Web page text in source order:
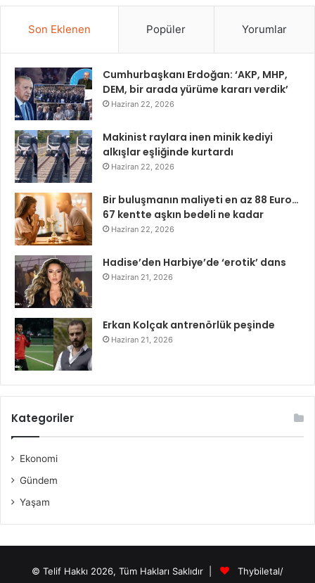
Son Eklenen Popüler Yorumlar
Cumhurbaşkanı Erdoğan: ‘AKP, MHP,
DEM, bir arada yürüme kararı verdik’
Haziran 22, 2026
Makinist raylara inen minik kediyi
alkışlar eşliğinde kurtardı
Haziran 22, 2026
Bir buluşmanın maliyeti en az 88 Euro…
67 kentte aşkın bedeli ne kadar
Haziran 22, 2026
Hadise’den Harbiye’de ‘erotik’ dans
Haziran 21, 2026
Erkan Kolçak antrenörlük peşinde
Haziran 21, 2026
Kategoriler
Ekonomi
Gündem
Yaşam
© Telif Hakkı 2026, Tüm Hakları Saklıdır | Thybiletal/